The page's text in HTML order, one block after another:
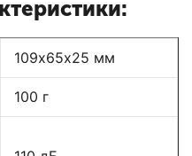
109х65х25 мм
100 г